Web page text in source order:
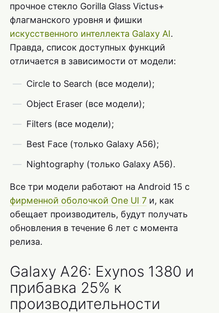
прочное стекло Gorilla Glass Victus+
флагманского уровня и фишки
искусственного интеллекта Galaxy AI.
Правда, список доступных функций
отличается в зависимости от модели:
Circle to Search (все модели);
Object Eraser (все модели);
Filters (все модели);
Best Face (только Galaxy A56);
Nightography (только Galaxy A56).
Все три модели работают на Android 15 с
фирменной оболочкой One UI 7 и, как
обещает производитель, будут получать
обновления в течение 6 лет с момента
релиза.
Galaxy A26: Exynos 1380 и
прибавка 25% к
производительности